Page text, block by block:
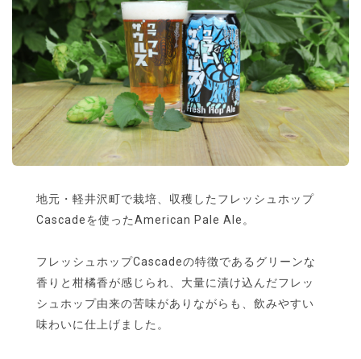
地元・軽井沢町で栽培、収穫したフレッシュホップ
Cascadeを使ったAmerican Pale Ale。
フレッシュホップCascadeの特徴であるグリーンな
香りと柑橘香が感じられ、大量に漬け込んだフレッ
シュホップ由来の苦味がありながらも、飲みやすい
味わいに仕上げました。